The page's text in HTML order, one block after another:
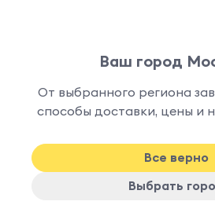
Ваш город
От выбранного региона
способы доставки, цены и
Все верно
Выбрать